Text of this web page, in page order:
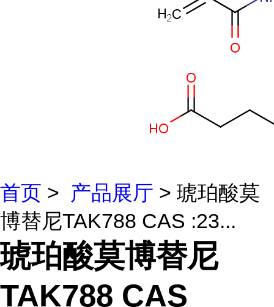
首页 > 产品展厅 > 琥珀酸莫
博替尼TAK788 CAS :23...
琥珀酸莫博替尼
TAK788 CAS